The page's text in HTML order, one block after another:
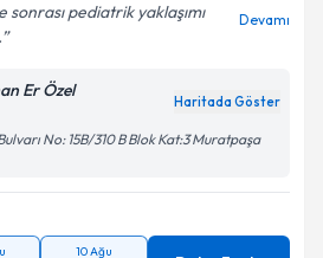
sonrası pediatrik yaklaşımı
Devamı
Er Özel
Haritada Göster
No: 15B/310 B Blok Kat:3 Muratpaşa
10 Ağu